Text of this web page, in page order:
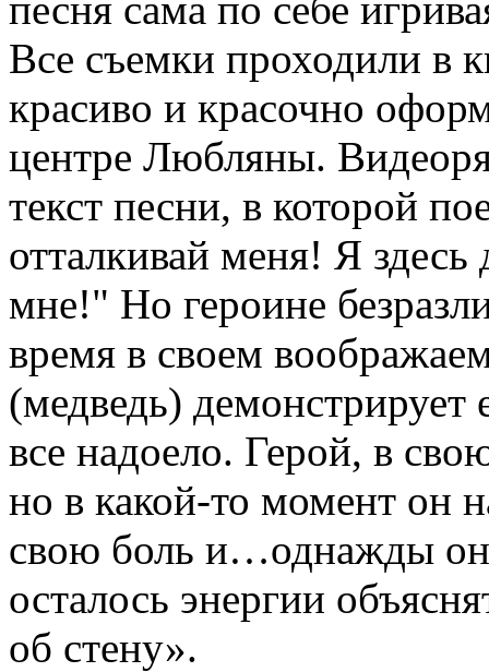
Все съемки проходили в
красиво и красочно
центре Любляны.
текст песни, в которой
отталкивай меня! Я здесь
мне!" Но героине
время в своем
(медведь) демонстрирует
все надоело. Герой, в
но в какой-то момент он
свою боль и…однажды он
осталось энергии
об стену».